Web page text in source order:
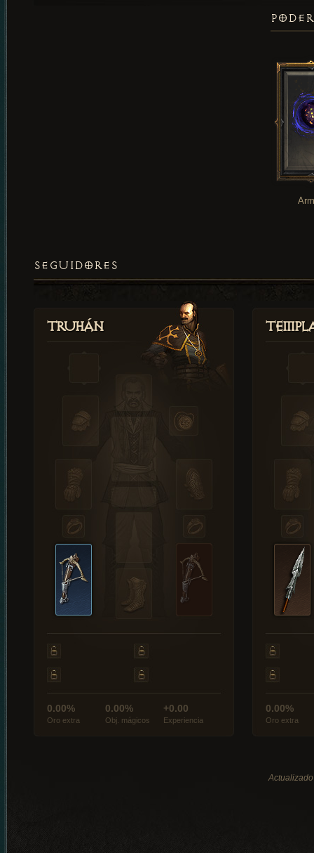
SEGUIDORES
Truhán
0.00%
Oro extra
0.00%
Obj. mágicos
+0.00
Experiencia
0.00%
Oro extra